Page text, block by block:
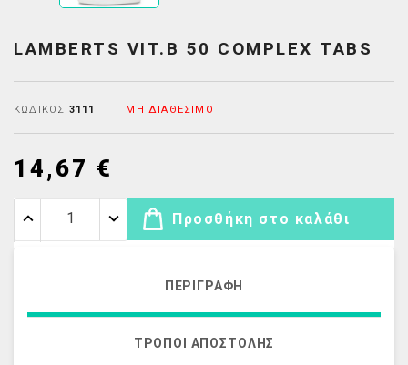
LAMBERTS VIT.B 50 COMPLEX TABS
ΚΩΔΙΚΌΣ 3111 ΜΗ ΔΙΑΘΈΣΙΜΟ
14,67 €
Προσθήκη στο καλάθι
ΠΕΡΙΓΡΑΦΉ
ΤΡΌΠΟΙ ΑΠΟΣΤΟΛΉΣ